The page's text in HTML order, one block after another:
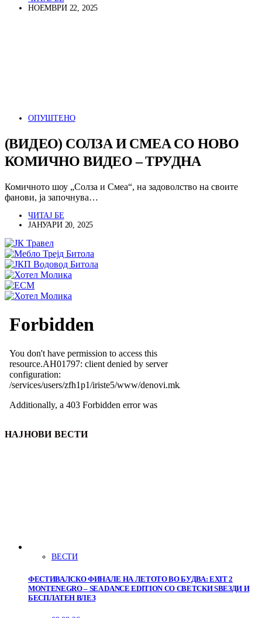
НОЕМВРИ 22, 2025
ОПУШТЕНО
(ВИДЕО) СОЛЗА И СМЕА СО НОВО
КОМИЧНО ВИДЕО – ТРУДНА
Комичното шоу „Солза и Смеа“, на задоволство на своите
фанови, ја започнува…
ЧИТАЈ БЕ
ЈАНУАРИ 20, 2025
НАЈНОВИ ВЕСТИ
ВЕСТИ
ФЕСТИВАЛСКО ФИНАЛЕ НА ЛЕТОТО ВО БУДВА: EXIT 2
MONTENEGRO – SEA DANCE EDITION СО СВЕТСКИ ЅВЕЗДИ И
БЕСПЛАТЕН ВЛЕЗ